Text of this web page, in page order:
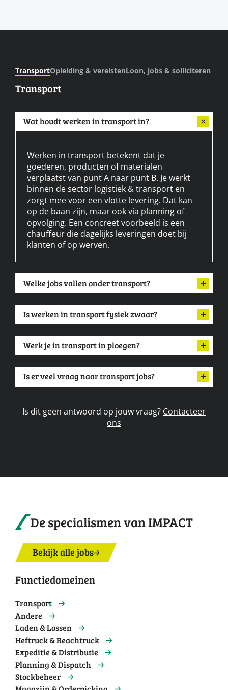
TransportOpleiding & vereistenLoon, jobs & solliciteren
Transport
Wat houdt werken in transport in?
Werken in transport betekent dat je
goederen, producten of materialen
verplaatst van punt A naar punt B. Je werkt
binnen de sector logistiek & transport en
zorgt mee voor een vlotte levering. Dat kan
op de baan zijn, maar ook via planning of
opvolging. Een concreet voorbeeld is een
chauffeur die dagelijks leveringen doet bij
klanten of op werven.
Welke jobs vallen onder transport?
Is werken in transport fysiek zwaar?
Werk je in transport in ploegen?
Is er veel vraag naar transport jobs?
Is dit geen antwoord op jouw vraag? Contacteer
ons
De specialismen van IMPACT
Bekijk alle jobs
Functiedomeinen
Transport
Andere
Laden & Lossen
Heftruck & Reachtruck
Expeditie & Distributie
Planning & Dispatch
Stockbeheer